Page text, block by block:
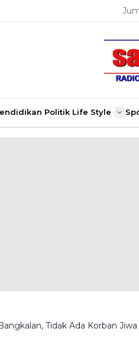
Politik Life Style
Tidak Ada Korban Jiwa